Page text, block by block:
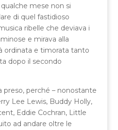
mese non si
di quel fastidioso
ribelle che deviava i
e mirava alla
ordinata e timorata tanto
dopo il secondo
preso, perché – nonostante
Lee Lewis, Buddy Holly,
Eddie Cochran, Little
ad andare oltre le